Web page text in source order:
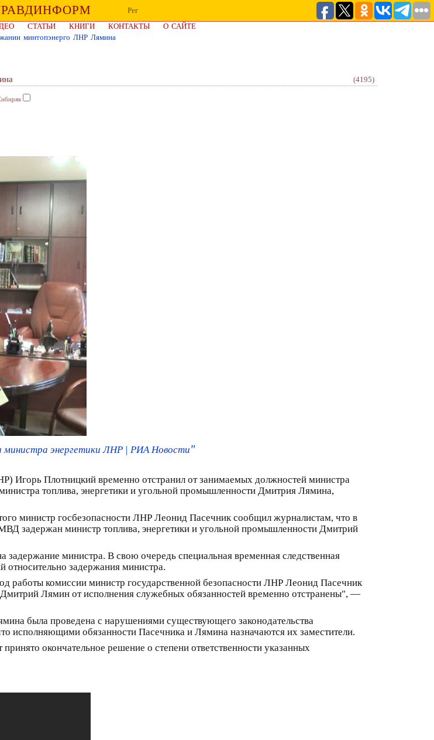
Рег
СТАТЬИ КНИГИ КОНТАКТЫ
О САЙТЕ
минтопэнерго ЛНР Лямина
(4195)
министра энергетики ЛНР | РИА Новости"
Игорь Плотницкий временно отстранил от занимаемых должностей министра
топлива, энергетики и угольной промышленности Дмитрия Лямина,
министр госбезопасности ЛНР Леонид Пасечник сообщил журналистам, что в
задержан министр топлива, энергетики и угольной промышленности Дмитрий
задержание министра. В свою очередь специальная временная следственная
задержания министра.
работы комиссии министр государственной безопасности ЛНР Леонид Пасечник
Лямин от исполнения служебных обязанностей временно отстранены", —
была проведена с нарушениями существующего законодательства
исполняющими обязанности Пасечника и Лямина назначаются их заместители.
окончательное решение о степени ответственности указанных